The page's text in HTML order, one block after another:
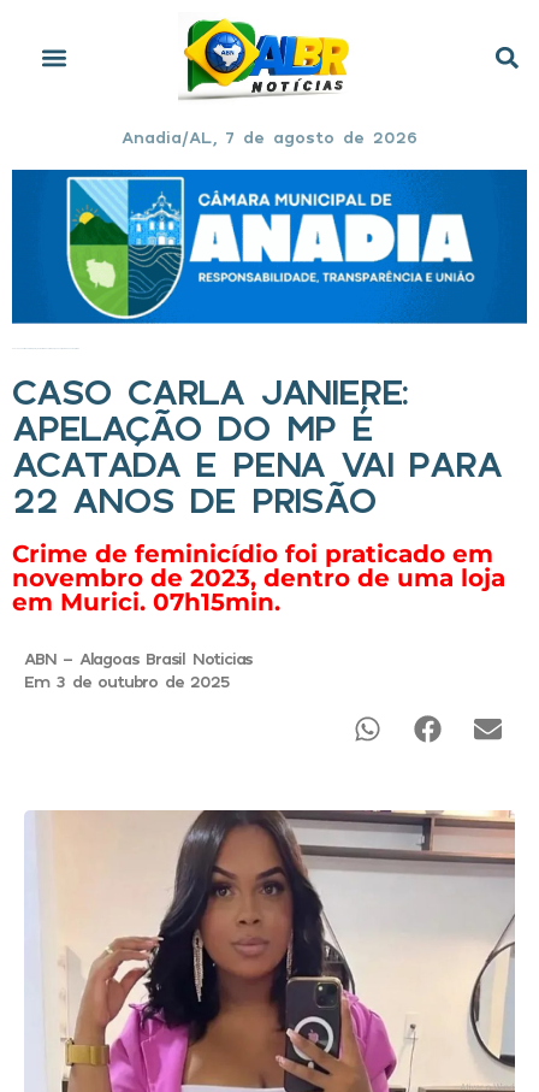
Anadia/AL, 7 de agosto de 2026
CASO CARLA JANIERE:
APELAÇÃO DO MP É
ACATADA E PENA VAI PARA
22 ANOS DE PRISÃO
Crime de feminicídio foi praticado em
novembro de 2023, dentro de uma loja
em Murici. 07h15min.
ABN - Alagoas Brasil Noticias
Em 3 de outubro de 2025